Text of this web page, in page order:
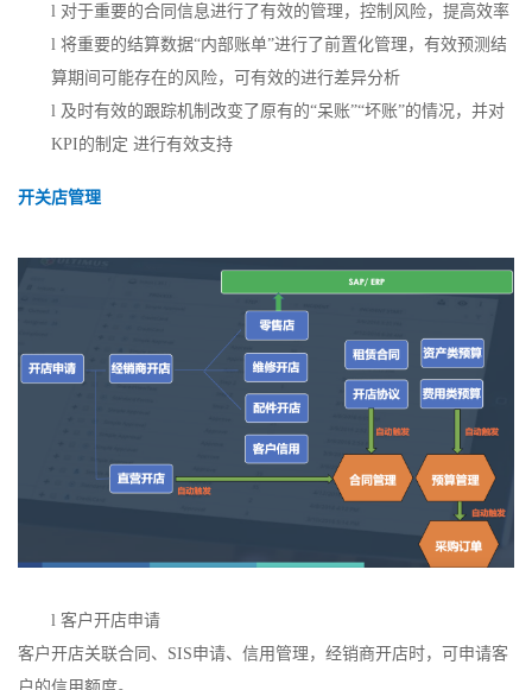
l 对于重要的合同信息进行了有效的管理，控制风险，提高效率
l 将重要的结算数据“内部账单”进行了前置化管理，有效预测结
算期间可能存在的风险，可有效的进行差异分析
l 及时有效的跟踪机制改变了原有的“呆账”“坏账”的情况，并对
KPI的制定 进行有效支持
开关店管理
l 客户开店申请
客户开店关联合同、 SIS申请、信用管理，经销商开店时，可申请客